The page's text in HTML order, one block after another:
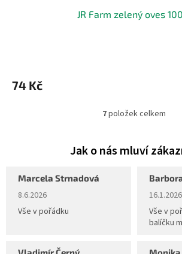
JR Farm zelený oves
74 Kč
O
á
7položek celkem
Marcela Strnadová
Hodnocení obchodu je 5 z 5 hvězdiček.
8.6.2026
Vše v pořádku
16.1.2026
Vše v
balíčku